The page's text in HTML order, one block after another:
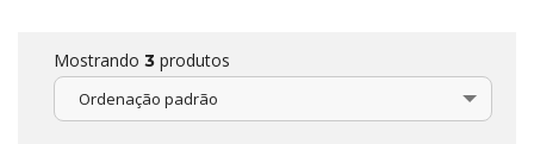
Mostrando 3 produtos
Ordenação padrão